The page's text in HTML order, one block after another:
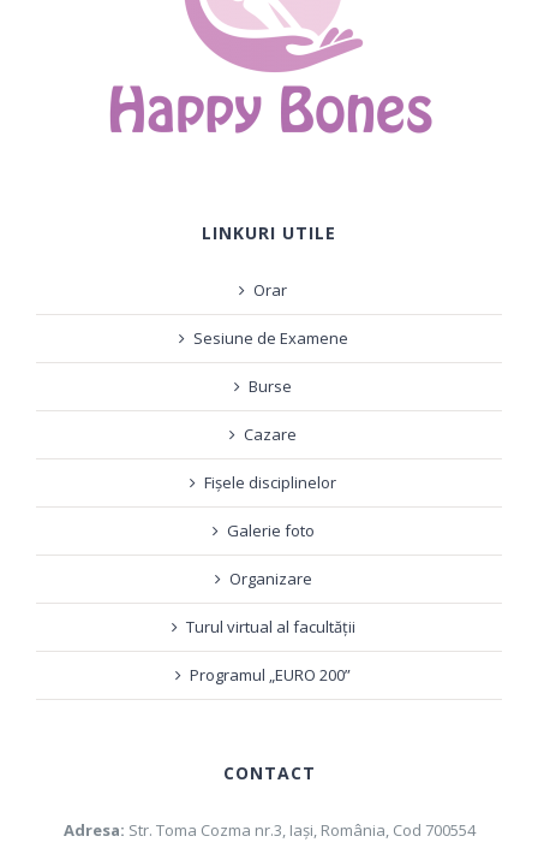
LINKURI UTILE
Orar
Sesiune de Examene
Burse
Cazare
Fișele disciplinelor
Galerie foto
Organizare
Turul virtual al facultății
Programul „EURO 200”
CONTACT
Adresa: Str. Toma Cozma nr.3, Iaşi, România, Cod 700554